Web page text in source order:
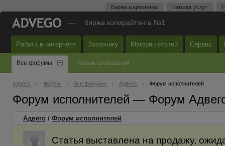
Биржа маркетинга Каталог услуг
— биржа копирайтинга №1
Работа в интернете Заказчику Магазин статей Сервис
Все форумы Новые сообщения
Адвего Форум Все форумы Адвего Форум исполнителей
Форум исполнителей — Форум
Адвего / Форум исполнителей
Статья выставлена на продажу,